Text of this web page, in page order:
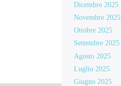
Dicembre 2025
Novembre 2025
Ottobre 2025
Settembre 2025
Agosto 2025
Luglio 2025
Giugno 2025